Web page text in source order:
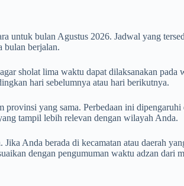
untuk bulan Agustus 2026. Jadwal yang
bulan berjalan.
sholat lima waktu dapat dilaksanakan pada
hari sebelumnya atau hari berikutnya.
yang sama. Perbedaan ini
tampil lebih relevan dengan wilayah Anda.
Anda berada di kecamatan atau daerah
dengan pengumuman waktu adzan dari